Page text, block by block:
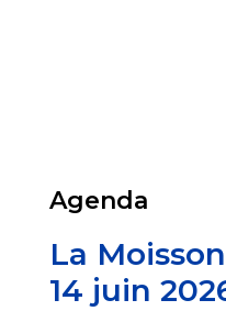
Agenda
La
14 juin